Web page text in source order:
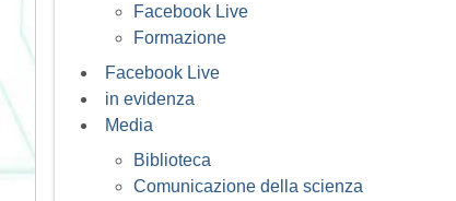
Facebook Live
Formazione
Facebook Live
in evidenza
Media
Biblioteca
Comunicazione della scienza